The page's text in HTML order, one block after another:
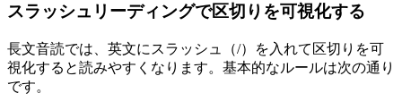
スラッシュリーディングで区切りを可視化する
長文音読では、英文にスラッシュ（/）を入れて区切りを可
視化すると読みやすくなります。基本的なルールは次の通り
です。